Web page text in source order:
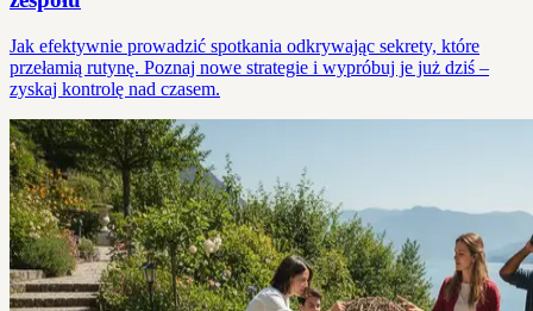
Jak efektywnie prowadzić spotkania odkrywając sekrety, które
przełamią rutynę. Poznaj nowe strategie i wypróbuj je już dziś –
zyskaj kontrolę nad czasem.